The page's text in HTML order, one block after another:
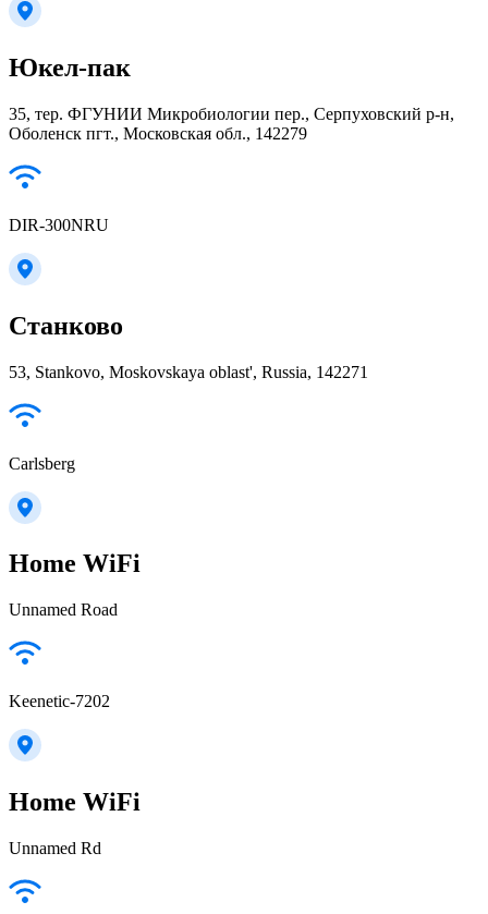
Юкел-пак
35, тер. ФГУНИИ Микробиологии пер., Серпуховский р-н,
Оболенск пгт., Московская обл., 142279
DIR-300NRU
Станково
53, Stankovo, Moskovskaya oblast', Russia, 142271
Carlsberg
Home WiFi
Unnamed Road
Keenetic-7202
Home WiFi
Unnamed Rd